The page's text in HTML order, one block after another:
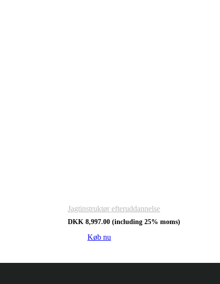
Jagtinstruktør efteruddannelse
DKK 8,997.00 (including 25% moms)
Køb nu